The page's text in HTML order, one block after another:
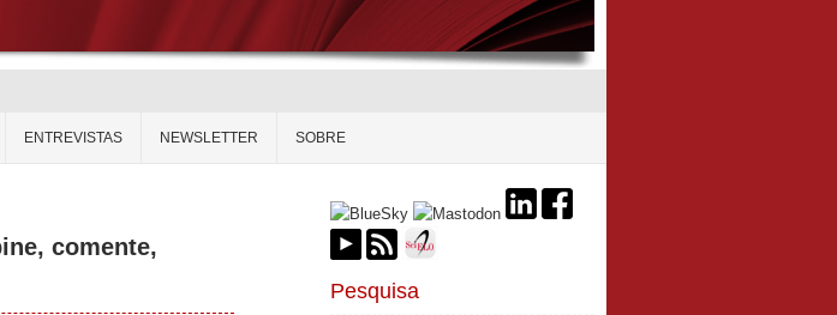
ENTREVISTAS NEWSLETTER SOBRE
comente,
Pesquisa